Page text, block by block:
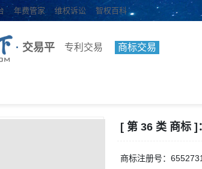
年费管家 维权诉讼 智权百科
· 交易平 专利交易 商标交易
[ 第 36 类 商标 ]
商标注册号：